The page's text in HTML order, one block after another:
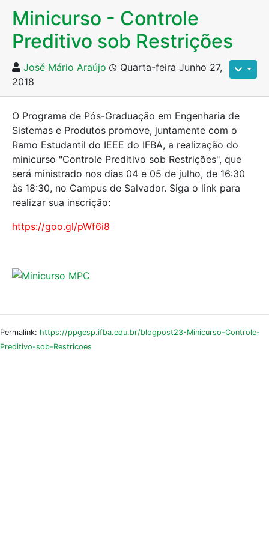
Minicurso - Controle
Preditivo sob Restrições
José Mário Araújo
Quarta-feira Junho 27,
2018
O Programa de Pós-Graduação em Engenharia de
Sistemas e Produtos promove, juntamente com o
Ramo Estudantil do IEEE do IFBA, a realização do
minicurso "Controle Preditivo sob Restrições", que
será ministrado nos dias 04 e 05 de julho, de 16:30
às 18:30, no Campus de Salvador. Siga o link para
realizar sua inscrição:
https://goo.gl/pWf6i8
Permalink: https://ppgesp.ifba.edu.br/blogpost23-Minicurso-Controle-
Preditivo-sob-Restricoes